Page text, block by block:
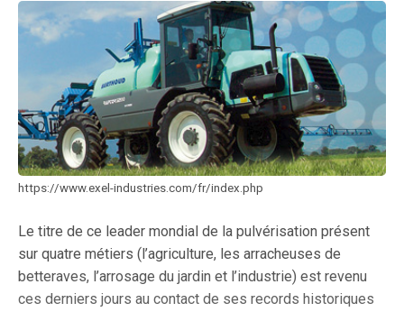
https://www.exel-industries.com/fr/index.php
Le titre de ce leader mondial de la pulvérisation présent
sur quatre métiers (l’agriculture, les arracheuses de
betteraves, l’arrosage du jardin et l’industrie) est revenu
ces derniers jours au contact de ses records historiques